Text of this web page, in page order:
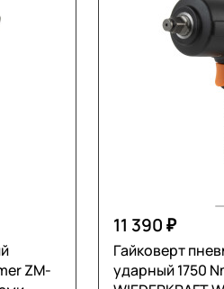
11 390 ₽
Гайковерт
ударный 1750